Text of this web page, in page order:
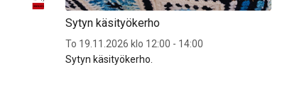
Sytyn käsityökerho
To 19.11.2026 klo 12:00 - 14:00
Sytyn käsityökerho.